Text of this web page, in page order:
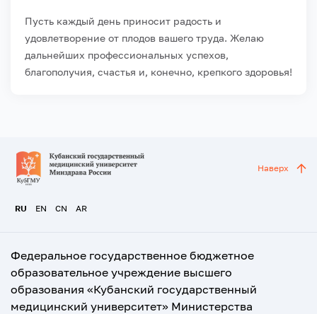
Пусть каждый день приносит радость и
удовлетворение от плодов вашего труда. Желаю
дальнейших профессиональных успехов,
благополучия, счастья и, конечно, крепкого здоровья!
RU EN CN AR
Наверх
Федеральное государственное бюджетное
образовательное учреждение высшего
образования «Кубанский государственный
медицинский университет» Министерства